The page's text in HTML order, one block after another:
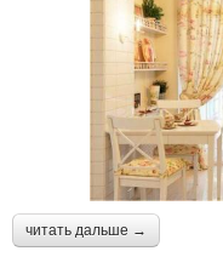
читать дальше →